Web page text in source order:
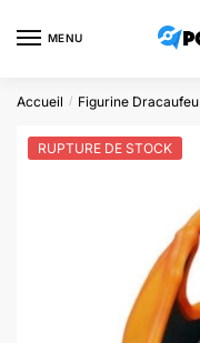
MENU
Accueil / Figurine Dracaufeu
RUPTURE DE STOCK